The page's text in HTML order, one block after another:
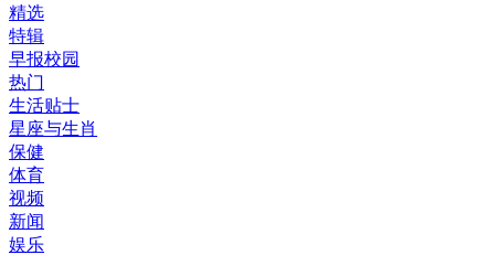
精选
特辑
早报校园
热门
生活贴士
星座与生肖
保健
体育
视频
新闻
娱乐